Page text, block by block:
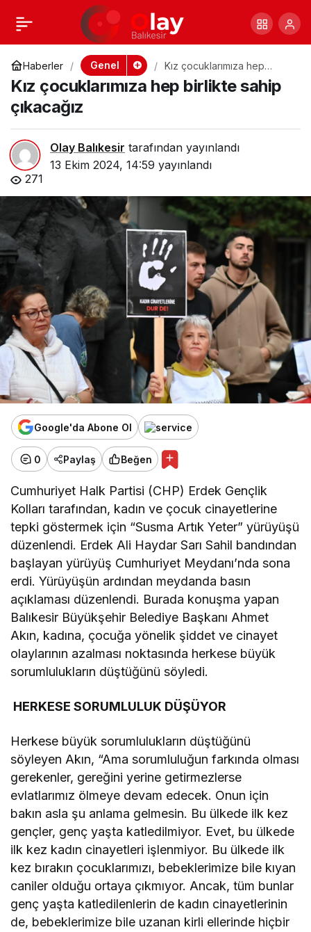
Haberler Genel
Kız çocuklarımıza hep
birlikte sahip çıkacağız
Kız çocuklarımıza hep birlikte sahip
çıkacağız
Olay Balıkesir tarafından yayınlandı
13 Ekim 2024, 14:59 yayınlandı
271
Google'da Abone Ol
0 Paylaş Beğen
Cumhuriyet Halk Partisi (CHP) Erdek Gençlik
Kolları tarafından, kadın ve çocuk cinayetlerine
tepki göstermek için “Susma Artık Yeter” yürüyüşü
düzenlendi. Erdek Ali Haydar Sarı Sahil bandından
başlayan yürüyüş Cumhuriyet Meydanı’nda sona
erdi. Yürüyüşün ardından meydanda basın
açıklaması düzenlendi. Burada konuşma yapan
Balıkesir Büyükşehir Belediye Başkanı Ahmet
Akın, kadına, çocuğa yönelik şiddet ve cinayet
olaylarının azalması noktasında herkese büyük
sorumlulukların düştüğünü söyledi.
HERKESE SORUMLULUK DÜŞÜYOR
Herkese büyük sorumlulukların düştüğünü
söyleyen Akın, “Ama sorumluluğun farkında olması
gerekenler, gereğini yerine getirmezlerse
evlatlarımız ölmeye devam edecek. Onun için
bakın asla şu anlama gelmesin. Bu ülkede ilk kez
gençler, genç yaşta katledilmiyor. Evet, bu ülkede
ilk kez kadın cinayetleri işlenmiyor. Bu ülkede ilk
kez bırakın çocuklarımızı, bebeklerimize bile kıyan
caniler olduğu ortaya çıkmıyor. Ancak, tüm bunlar
genç yaşta katledilenlerin de kadın cinayetlerinin
de, bebeklerimize bile uzanan kirli ellerinde hiçbir
Kız çocuklarımıza hep
birlikte sahip
çıkacağız
0